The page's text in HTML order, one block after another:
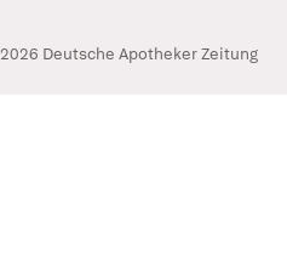
Deutsche Apotheker Zeitung